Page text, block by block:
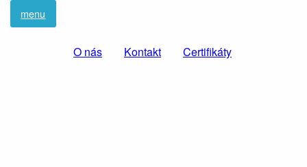
menu
O nás Kontakt Certifikáty